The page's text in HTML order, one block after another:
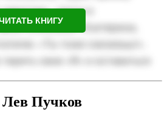
КНИГУ
Лев Пучков